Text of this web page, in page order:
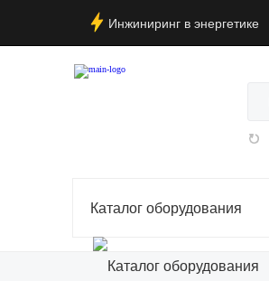
Инжиниринг в энергетике
Каталог оборудования